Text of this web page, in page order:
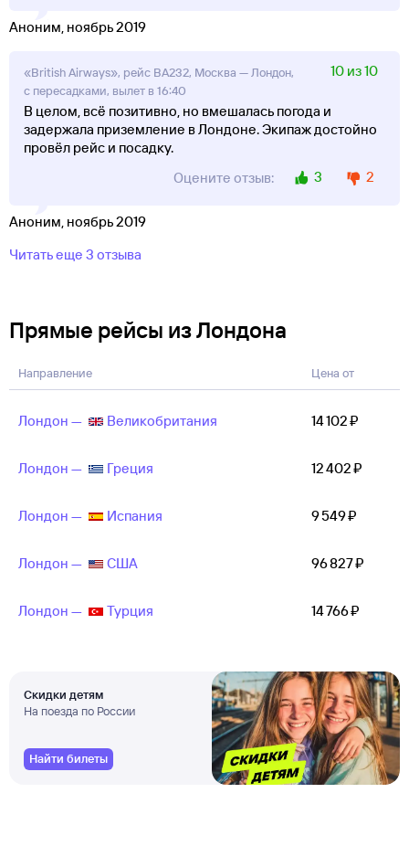
Аноним, ноябрь 2019
«British Airways», рейс BA232, Москва — Лондон,
с пересадками, вылет в 16:40
10 из 10
В целом, всё позитивно, но вмешалась погода и
задержала приземление в Лондоне. Экипаж достойно
провёл рейс и посадку.
Оцените отзыв:
3 2
Аноним, ноябрь 2019
Читать еще 3 отзыва
Прямые рейсы из Лондона
Направление Цена от
Лондон — Великобритания 14 ⁠102 ⁠₽
Лондон — Греция 12 ⁠402 ⁠₽
Лондон — Испания 9 ⁠549 ⁠₽
Лондон — США 96 ⁠827 ⁠₽
Лондон — Турция 14 ⁠766 ⁠₽
Скидки детям
На поезда по России
Найти билеты